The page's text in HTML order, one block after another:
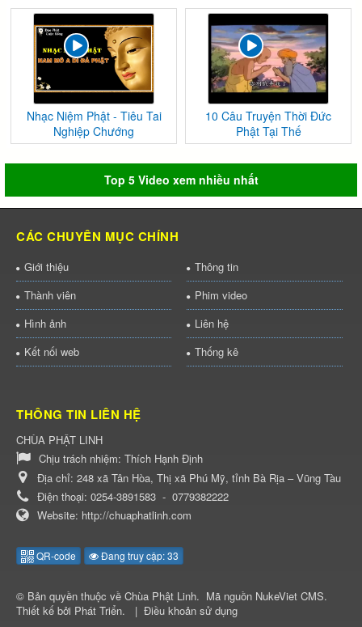
Nhạc Niệm Phật - Tiêu Tai
Nghiệp Chướng
10 Câu Truyện Thời Đức
Phật Tại Thế
Top 5 Video xem nhiều nhất
CÁC CHUYÊN MỤC CHÍNH
Giới thiệu
Thông tin
Thành viên
Phim video
Hình ảnh
Liên hệ
Kết nối web
Thống kê
THÔNG TIN LIÊN HỆ
CHÙA PHẬT LINH
Chịu trách nhiệm: Thích Hạnh Định
Địa chỉ: 248 xã Tân Hòa, Thị xã Phú Mỹ, tỉnh Bà Rịa – Vũng Tàu
Điện thoại: 0254-3891583 - 0779382222
Website: http://chuaphatlinh.com
QR-code Đang truy cập: 33
© Bản quyền thuộc về Chùa Phật Linh. Mã nguồn NukeViet CMS.
Thiết kế bởi Phát Triển. | Điều khoản sử dụng